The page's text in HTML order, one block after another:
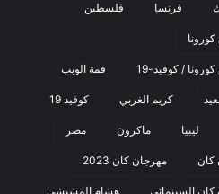
فرنسا فلسطين
/ كوفيد-19 قمة الويب
كريم الغربي كوفيد 19
ليبيا ماكرون مصر
كان مهرجان كان 2023
السينمائي هشام المشيشي